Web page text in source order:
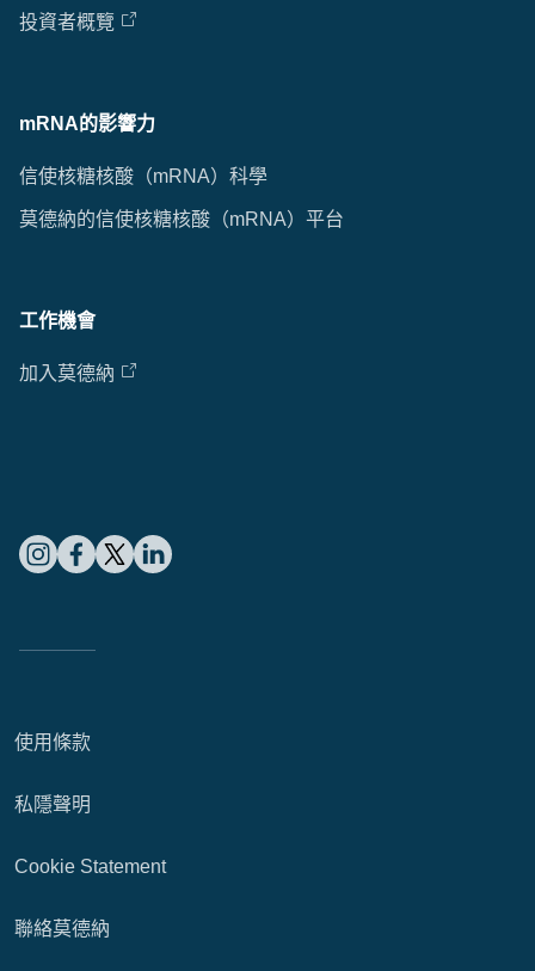
投資者概覽
mRNA的影響力
信使核糖核酸（mRNA）科學
莫德納的信使核糖核酸（mRNA）平台
工作機會
加入莫德納
使用條款
私隱聲明
Cookie Statement
聯絡莫德納